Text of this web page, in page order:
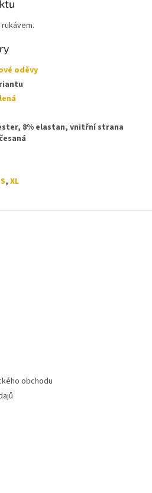
oděvy
8% elastan, vnitřní strana
S, XL
obchodu